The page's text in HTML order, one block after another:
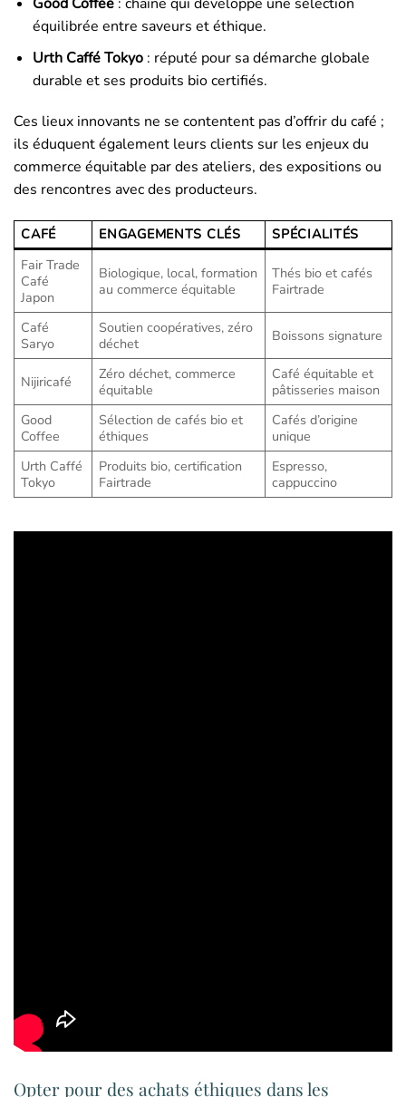
équilibrée entre saveurs et éthique.
Urth Caffé Tokyo: réputé pour sa démarche globale
durable et ses produits bio certifiés.
Ces lieux innovants ne se contentent pas d’offrir du café ;
ils éduquent également leurs clients sur les enjeux du
commerce équitable par des ateliers, des expositions ou
des rencontres avec des producteurs.
CAFÉ ENGAGEMENTS CLÉS
SPÉCIALITÉS
Fair Trade
Café
Japon
Biologique, local, formation
au commerce équitable
Thés bio et cafés
Fairtrade
Café
Saryo
Soutien coopératives, zéro
déchet
Boissons signature
Nijiricafé
Zéro déchet, commerce
équitable
Café équitable et
pâtisseries maison
Good
Coffee
Sélection de cafés bio et
éthiques
Cafés d’origine
unique
Urth Caffé
Tokyo
Produits bio, certification
Fairtrade
Espresso,
cappuccino
Opter pour des achats éthiques dans les